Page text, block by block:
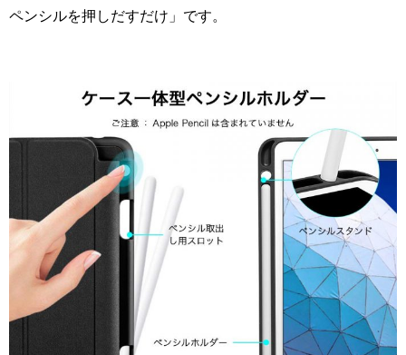
ペンシルを押しだすだけ」です。